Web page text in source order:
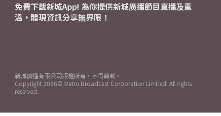
免費下載新城App! 為你提供新城廣播節目直播及重
溫，體現資訊分享無界限！
新城廣播有限公司版權所有，不得轉載。
Copyright 2026© Metro Broadcast Corporation Limited. All rights
reserved.